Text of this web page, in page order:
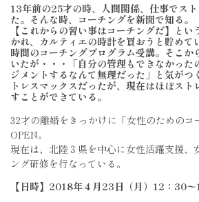
13年前の25才の時、人間関係、仕事でス
た。そんな時、コーチングを新聞で知る。
【これからの習い事はコーチングだ】と
かれ、カルティエの時計を買おうと貯め
時間のコーチングプログラム受講。そこか
いたが・・・「自分の管理もできなかった
ジメントするなんて無理だった」と気がつ
トレスマックスだったが、現在はほぼスト
すことができている。
32才の離婚をきっかけに「女性のためのコ
OPEN。
現在は、北陸３県を中心に女性活躍支援、
ング研修を行なっている。
【日時】2018年４月23日（月）12：30